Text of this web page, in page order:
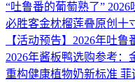
“吐鲁番的葡萄熟了”
必胜客金枕榴莲叠原创十
【活动预告】2026年吐
2026年酱板鸭选购参考：
重构健康植物奶新标准